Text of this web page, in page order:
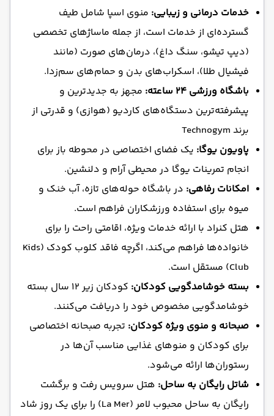
خدمات درمانی و زیبایی: منوی اسپا شامل طیف
گسترده‌ای از خدمات است، از جمله ماساژهای تخصصی
(دیپ تیشو، سنگ داغ)، درمان‌های صورت (مانند
فیشیال طلا)، اسکراب‌های بدن و حمام‌های سم‌زدا.
باشگاه ورزشی ۲۴ ساعته:
مجهز به جدیدترین و
پیشرفته‌ترین دستگاه‌های کاردیو (هوازی) و قدرتی از
برند Technogym
پاویون یوگا: یک فضای اختصاصی در محوطه باز برای
انجام تمرینات یوگا در محیطی آرام و دلنشین.
امکانات رفاهی: در باشگاه حوله‌های تازه، آب خنک و
میوه برای استفاده ورزشکاران فراهم است.
هتل کنراد با ارائه خدمات ویژه، اقامتی راحت را برای
خانواده‌ها فراهم می‌کند، اگرچه فاقد کلوب کودک (Kids
Club) مستقل است.
بسته خوشامدگویی کودکان:
کودکان زیر ۱۲ سال بسته
خوشامدگویی مخصوص خود را دریافت می‌کنند.
صبحانه و منوی ویژه کودکان: تجربه صبحانه اختصاصی
برای کودکان و منوهای غذایی مناسب آن‌ها در
رستوران‌ها ارائه می‌شود.
شاتل رایگان به ساحل: هتل سرویس رفت و برگشت
رایگان به ساحل محبوب لامر (La Mer) را برای یک روز شاد